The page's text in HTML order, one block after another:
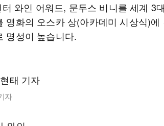
와인 어워드, 문두스 비니를 세계 3
영화의 오스카 상(아카데미 시상식)에
명성이 높습니다.
자